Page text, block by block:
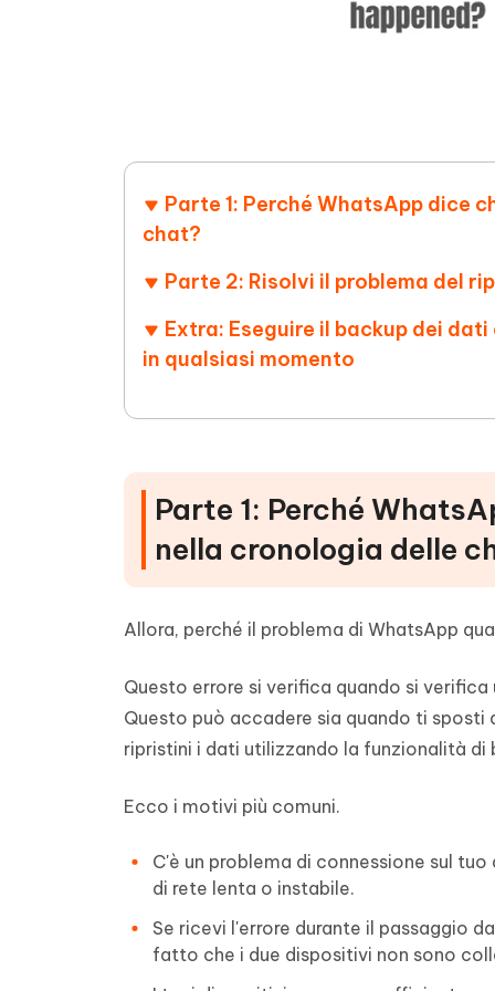
Parte 1: Perché WhatsApp dice
chat?
Parte 2: Risolvi il problema del
Extra: Eseguire il backup dei
in qualsiasi momento
Parte 1: Perché
nella cronologia delle
Allora, perché il problema di WhatsApp
Questo errore si verifica quando si
Questo può accadere sia quando ti sposti
ripristini i dati utilizzando la funzionalità
Ecco i motivi più comuni.
C'è un problema di connessione sul
di rete lenta o instabile.
Se ricevi l'errore durante il passaggio
fatto che i due dispositivi non sono